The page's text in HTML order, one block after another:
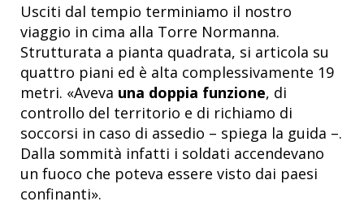
Usciti dal tempio terminiamo il nostro
viaggio in cima alla Torre Normanna.
Strutturata a pianta quadrata, si articola su
quattro piani ed è alta complessivamente 19
metri. «Aveva una doppia funzione, di
controllo del territorio e di richiamo di
soccorsi in caso di assedio – spiega la guida –.
Dalla sommità infatti i soldati accendevano
un fuoco che poteva essere visto dai paesi
confinanti».